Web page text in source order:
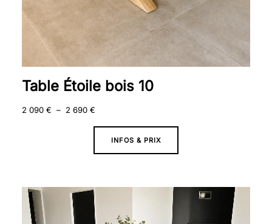
Table Étoile bois 10
2 090 € – 2 690 €
INFOS & PRIX
Plage
de
prix :